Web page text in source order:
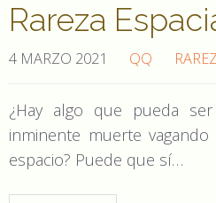
Rareza
4 MARZO 2021 QQ
¿Hay algo que pueda
inminente muerte
espacio? Puede que sí…